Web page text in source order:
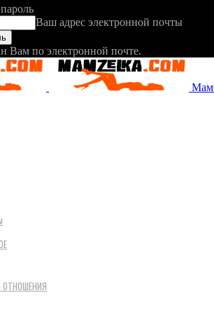
Ваш адрес электронной почты
Вам по электронной почте.